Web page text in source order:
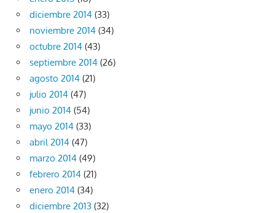
diciembre 2014 (33)
noviembre 2014 (34)
octubre 2014 (43)
septiembre 2014 (26)
agosto 2014 (21)
julio 2014 (47)
junio 2014 (54)
mayo 2014 (33)
abril 2014 (47)
marzo 2014 (49)
febrero 2014 (21)
enero 2014 (34)
diciembre 2013 (32)